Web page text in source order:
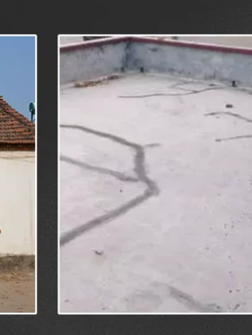
thấm Mái nhà Vật
liệu chống rò rỉ Rò rỉ
Vết nứt Hình dán
chống rò rỉ mạnh
Vật liệu cuộn chống
thấm Polymer băng
keo chống thấm giá
rẻ
270,000